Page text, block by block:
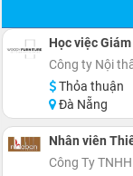
Học việc
Công ty Nội
Thỏa thuận
Đà Nẵng
Nhân viên